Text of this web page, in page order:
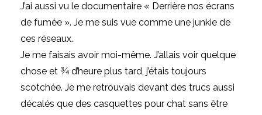
J’ai aussi vu le documentaire « Derrière nos écrans
de fumée ». Je me suis vue comme une junkie de
ces réseaux.
Je me faisais avoir moi-même. J’allais voir quelque
chose et ¾ d’heure plus tard, j’étais toujours
scotchée. Je me retrouvais devant des trucs aussi
décalés que des casquettes pour chat sans être